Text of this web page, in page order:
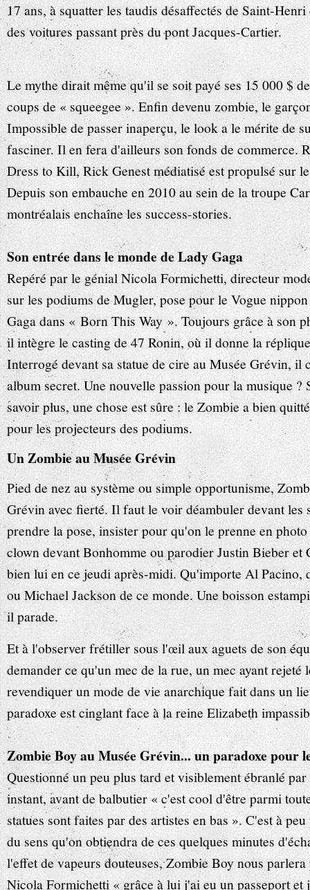
17 ans, à squatter les taudis désaffectés de Saint-
des voitures passant près du pont Jacques-Cartier.
Le mythe dirait même qu'il se soit payé ses 15 000 $
coups de « squeegee ». Enfin devenu zombie, le
Impossible de passer inaperçu, le look a le mérite de
fasciner. Il en fera d'ailleurs son fonds de commerce.
Dress to Kill, Rick Genest médiatisé est propulsé sur
Depuis son embauche en 2010 au sein de la troupe
montréalais enchaîne les success-stories.
Son entrée dans le monde de Lady Gaga
Repéré par le génial Nicola Formichetti, directeur
sur les podiums de Mugler, pose pour le Vogue
Gaga dans « Born This Way ». Toujours grâce à son
il intègre le casting de 47 Ronin, où il donne la
Interrogé devant sa statue de cire au Musée Grévin, il
album secret. Une nouvelle passion pour la musique ?
savoir plus, une chose est sûre : le Zombie a bien
pour les projecteurs des podiums.
Un Zombie au Musée Grévin
Pied de nez au système ou simple opportunisme,
Grévin avec fierté. Il faut le voir déambuler devant les
prendre la pose, insister pour qu'on le prenne en
clown devant Bonhomme ou parodier Justin Bieber et
bien lui en ce jeudi après-midi. Qu'importe Al Pacino,
ou Michael Jackson de ce monde. Une boisson
il parade.
Et à l'observer frétiller sous l'œil aux aguets de son
demander ce qu'un mec de la rue, un mec ayant rejeté
revendiquer un mode de vie anarchique fait dans un
paradoxe est cinglant face à la reine Elizabeth
Zombie Boy au Musée Grévin... un paradoxe pour
Questionné un peu plus tard et visiblement ébranlé
instant, avant de balbutier « c'est cool d'être parmi
statues sont faites par des artistes en bas ». C'est à
du sens qu'on obtiendra de ces quelques minutes
l'effet de vapeurs douteuses, Zombie Boy nous parlera
Nicola Formichetti « grâce à lui j'ai eu un passeport et